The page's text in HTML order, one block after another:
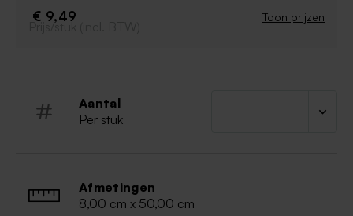
decoratie voor je feestje.
€ 9,49 Toon prijzen
Prijs/stuk (incl. BTW)
Aantal
Per stuk
Afmetingen
8,00 cm x 50,00 cm